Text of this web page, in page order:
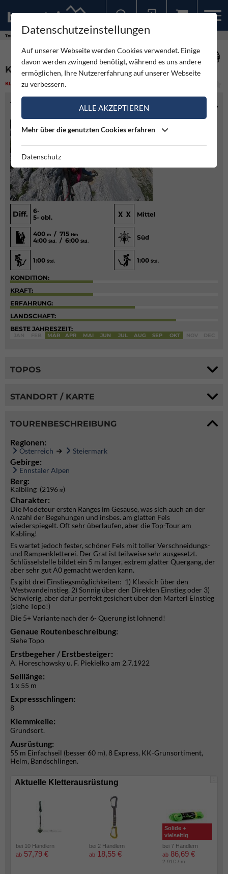
Touren
KALBLING SÜDGRAT
KLETTERN MITTEL
TOURENINFO
Diff.
6-
5- obl.
Mittel
400 m / 715 Hm
4:00 Std. / 6:00 Std.
Süd
1:00 Std. 1:00 Std.
KONDITION:
KRAFT:
ERFAHRUNG:
LANDSCHAFT:
BESTE JAHRESZEIT:
MÄR APR MAI JUN JUL AUG SEP OKT
TOPOS
STANDORT / KARTE
TOURENBESCHREIBUNG
Regionen:
Österreich Steiermark
Gebirge:
Ennstaler Alpen
Berg:
Kalbling (2196 m)
Charakter:
Die Modetour ersten Ranges im Gesäuse, was sich auch an der
Anzahl der Begehungen und insbes. am glatten Fels
wiederspiegelt. Oft sehr überlaufen, aber die Top-Tour am
Kabling!
Es wartet jedoch fester, schöner Fels mit toller Verschneidungs-
und Rampenkletterei. Der Grat ist teilweise sehr ausgesetzt.
Schlüsselstelle bildet ein 5 m langer, extrem glatter Quergang, der
aber sehr gut A0 gemacht werden kann.
Es gibt drei Einstiegsmöglichkeiten: 1) Klassich über den
Westwandeinstieg, 2) Sonnig über den Direkten Einstieg oder 3)
Schwierig, aber dafür perfekt gesichert über den Marterl Einstieg
(siehe Topo!)
Die 5+ Variante nach der 6- Querung ist lohnend!
Genaue Routenbeschreibung:
Siehe Topo
Erstbegeher / Erstbesteiger:
A. Horeschowsky u. F. Piekielko am 2.7.1922
Seillänge:
1 x 55 m
Expressschlingen:
8
Klemmkeile:
Grundsort.
Ausrüstung:
55 m Einfachseil (besser 60 m), 8 Express, KK-Grunsortiment,
Helm, Bandschlingen.
i
Aktuelle Kletterausrüstung
bei 10 Händlern
ab 57,79 €
bei 2 Händlern
ab 18,55 €
Solide +
vielseitig
bei 7 Händlern
ab 86,69 €
2.91€ / m
Datenschutzeinstellungen
Auf unserer Webseite werden Cookies verwendet. Einige
davon werden zwingend benötigt, während es uns andere
ermöglichen, Ihre Nutzererfahrung auf unserer Webseite
zu verbessern.
ALLE AKZEPTIEREN
Mehr über die genutzten Cookies erfahren
Datenschutz